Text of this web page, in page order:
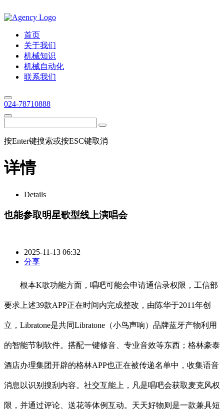
首页
关于我们
机械知识
机械自动化
联系我们
024-78710888
按Enter键搜索或按ESC键取消
详情
Details
也能参取明星歌型线上演唱会
2025-11-13 06:32
分享
根本K歌功能方面，唱吧可能会申请通信录权限，工信部
要求上述39款APP正在时间内完成整改，由陈华于2011年创
立，Libratone是共同Libratone（小鸟声响）品牌蓝牙产物利用
的智能节制软件。搭配一键修音、专业音效等东西；格林豪泰
酒店办理集团开辟的格林APP也正在被传递名单中，收集语音
消息以识别搜刮内容。社交互能上，凡是唱吧会获取麦克风权
限，并通过评论、送花等体例互动。天天好物则是一款兼具短